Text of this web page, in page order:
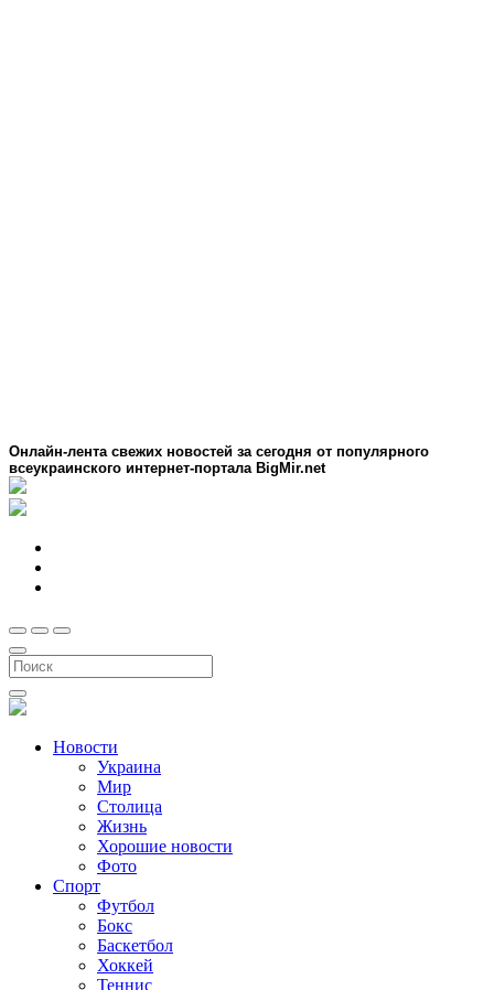
Онлайн-лента свежих новостей за сегодня от популярного
всеукраинского интернет-портала BigMir.net